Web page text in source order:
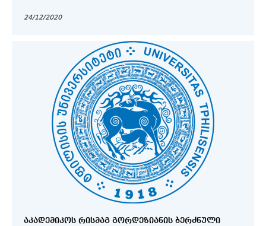
24/12/2020
ᲐᲙᲐᲓᲔᲛᲘᲙᲝᲡ ᲠᲘᲡᲛᲐᲒ ᲒᲝᲠᲓᲔᲖᲘᲐᲜᲘᲡ ᲑᲔᲠᲫᲜᲣᲚᲘ